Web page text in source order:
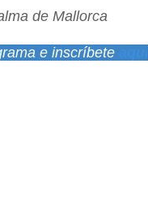
de Mallorca
e inscríbete aquí